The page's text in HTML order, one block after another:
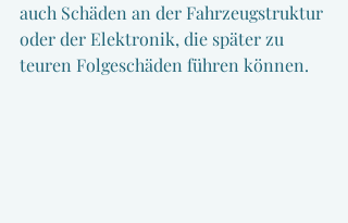
auch Schäden an der Fahrzeugstruktur
oder der Elektronik, die später zu
teuren Folgeschäden führen können.